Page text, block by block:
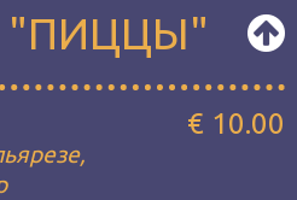
"ПИЦЦЫ"
€ 10.00